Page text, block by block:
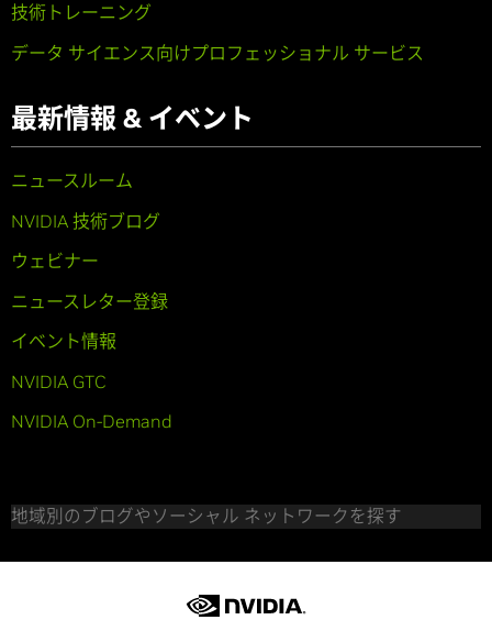
技術トレーニング
データ サイエンス向けプロフェッショナル サービス
最新情報 & イベント
ニュースルーム
NVIDIA 技術ブログ
ウェビナー
ニュースレター登録
イベント情報
NVIDIA GTC
NVIDIA On-Demand
地域別のブログやソーシャル ネットワークを探す